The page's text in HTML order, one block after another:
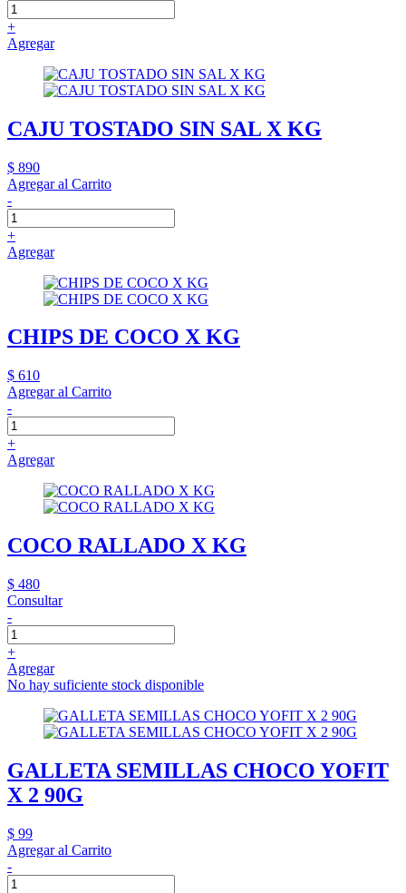
+
Agregar
CAJU TOSTADO SIN SAL X KG
$ 890
Agregar al Carrito
-
+
Agregar
CHIPS DE COCO X KG
$ 610
Agregar al Carrito
-
+
Agregar
COCO RALLADO X KG
$ 480
Consultar
-
+
Agregar
No hay suficiente stock disponible
GALLETA SEMILLAS CHOCO YOFIT
X 2 90G
$ 99
Agregar al Carrito
-